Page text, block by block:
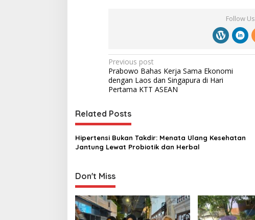
Follow Us
P
o
s
t
n
a
v
g
a
t
Previous post
Prabowo Bahas Kerja Sama Ekonomi
dengan Laos dan Singapura di Hari
Pertama KTT ASEAN
Related Posts
Hipertensi Bukan Takdir: Menata Ulang Kesehatan
Jantung Lewat Probiotik dan Herbal
Don't Miss